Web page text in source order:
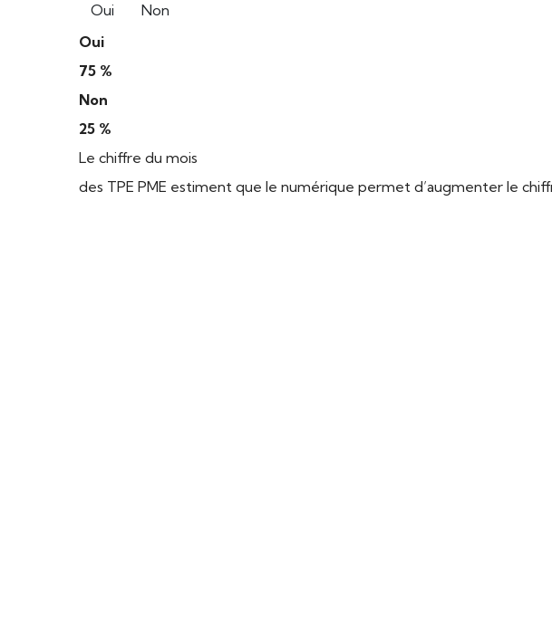
Oui
Non
Oui
75 %
Non
25 %
Le chiffre du mois
des TPE PME estiment que le numérique permet d’augmenter le